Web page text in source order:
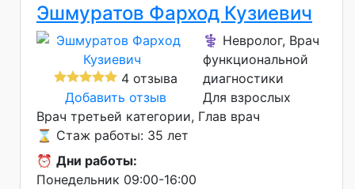
Эшмуратов Фарход Кузиевич
4 отзыва
Добавить отзыв
⚕️ Невролог, Врач
функциональной
диагностики
Для взрослых
Врач третьей категории Глав врач
⌛ Стаж работы: 35 лет
⏰ Дни работы:
Понедельник 09:00-16:00